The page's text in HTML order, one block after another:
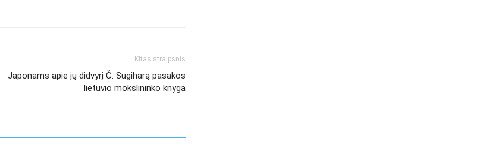
Kitas straipsnis
Japonams apie jų didvyrį Č. Sugiharą pasakos
lietuvio mokslininko knyga